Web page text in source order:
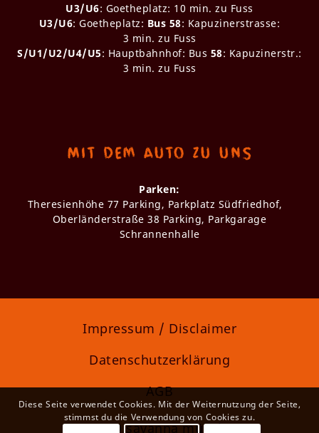
U3/U6: Goetheplatz: 10 min. zu Fuss
U3/U6: Goetheplatz: Bus 58: Kapuzinerstrasse:
3 min. zu Fuss
S/U1/U2/U4/U5: Hauptbahnhof: Bus 58: Kapuzinerstr.:
3 min. zu Fuss
Mit dem Auto zu uns
Parken:
Theresienhöhe 77 Parking, Parkplatz Südfriedhof,
Oberländerstraße 38 Parking, Parkgarage
Schrannenhalle
Impressum / Disclaimer
Datenschutzerklärung
AGB
2022 © savanna münchen
Diese Seite verwendet Cookies. Mit der Weiternutzung der Seite,
stimmst du die Verwendung von Cookies zu.